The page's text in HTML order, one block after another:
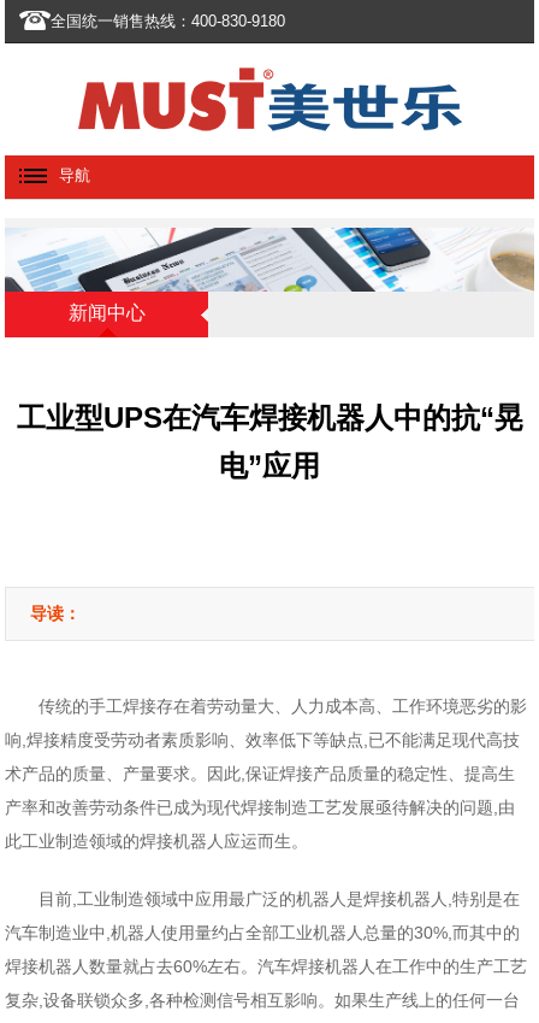
全国统一销售热线：400-830-9180
导航
新闻中心
工业型UPS在汽车焊接机器人中的抗“晃
电”应用
导读：
传统的手工焊接存在着劳动量大、人力成本高、工作环境恶劣的影
响,焊接精度受劳动者素质影响、效率低下等缺点,已不能满足现代高技
术产品的质量、产量要求。因此,保证焊接产品质量的稳定性、提高生
产率和改善劳动条件已成为现代焊接制造工艺发展亟待解决的问题,由
此工业制造领域的焊接机器人应运而生。
目前,工业制造领域中应用最广泛的机器人是焊接机器人,特别是在
汽车制造业中,机器人使用量约占全部工业机器人总量的30%,而其中的
焊接机器人数量就占去60%左右。汽车焊接机器人在工作中的生产工艺
复杂,设备联锁众多,各种检测信号相互影响。如果生产线上的任何一台